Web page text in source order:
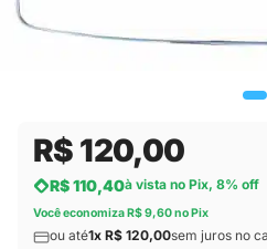
R$ 120,00
R$ 110,40à vista no Pix, 8% off
Você economiza R$ 9,60 no Pix
ou até1x R$ 120,00sem juros no